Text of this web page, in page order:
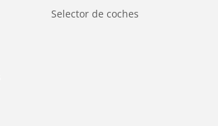
Selector de coches